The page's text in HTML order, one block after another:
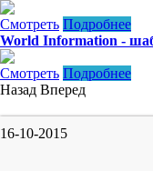
Смотреть Подробнее
World Information -
Смотреть Подробнее
Назад Вперед
16-10-2015